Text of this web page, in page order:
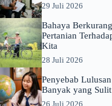
29 Juli 2026
Bahaya
Pertanian
Kita
28 Juli 2026
Penyebab
Banyak yang
26 Juli 2026